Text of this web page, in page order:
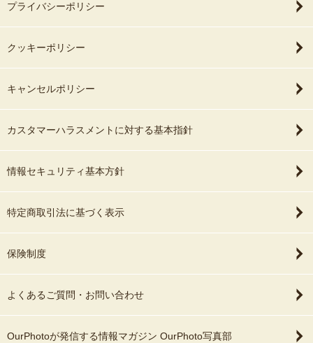
プライバシーポリシー
クッキーポリシー
キャンセルポリシー
カスタマーハラスメントに対する基本指針
情報セキュリティ基本方針
特定商取引法に基づく表示
保険制度
よくあるご質問・お問い合わせ
OurPhotoが発信する情報マガジン OurPhoto写真部